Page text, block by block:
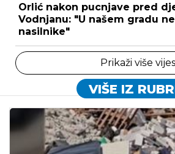
Orlić nakon pucnjave pred
Vodnjanu: "U našem gradu
nasilnike"
Prikaži više
VIŠE IZ